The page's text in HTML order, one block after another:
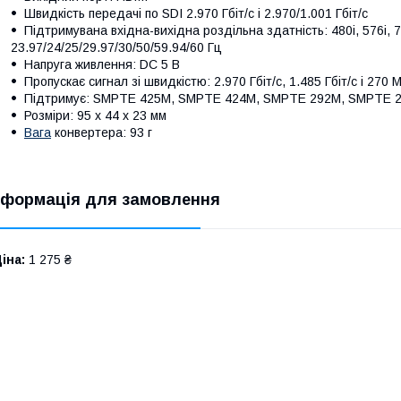
Швидкість передачі по SDI 2.970 Гбіт/с і 2.970/1.001 Гбіт/с
Підтримувана вхідна-вихідна роздільна здатність: 480i,
23.97/24/25/29.97/30/50/59.94/60 Гц
Напруга живлення: DC 5 В
Пропускає сигнал зі швидкістю: 2.970 Гбіт/с, 1.485 Гбіт/с і 270
Підтримує: SMPTE 425M, SMPTE 424M, SMPTE 292M, SMPTE
Розміри: 95 х 44 х 23 мм
Вагаконвертера: 93 г
для замовлення
1 275 ₴